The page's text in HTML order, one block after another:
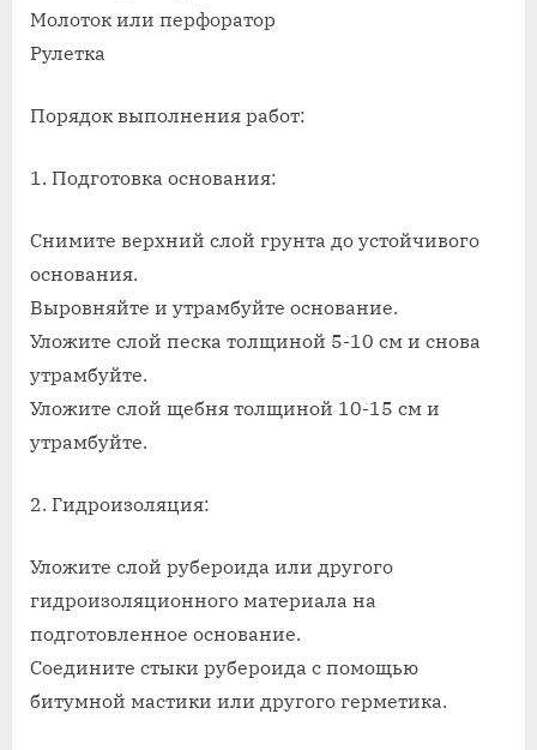
Молоток или перфоратор
Рулетка
Порядок выполнения работ:
1. Подготовка основания:
Снимите верхний слой грунта до устойчивого
основания.
Выровняйте и утрамбуйте основание.
Уложите слой песка толщиной 5-10 см и снова
утрамбуйте.
Уложите слой щебня толщиной 10-15 см и
утрамбуйте.
2. Гидроизоляция:
Уложите слой рубероида или другого
гидроизоляционного материала на
подготовленное основание.
Соедините стыки рубероида с помощью
битумной мастики или другого герметика.